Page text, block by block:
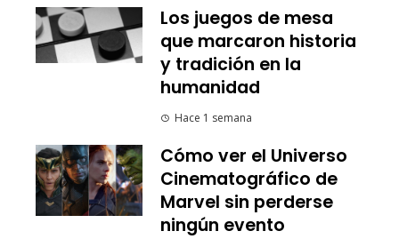
Los juegos de mesa
que marcaron historia
y tradición en la
humanidad
Hace 1 semana
Cómo ver el Universo
Cinematográfico de
Marvel sin perderse
ningún evento